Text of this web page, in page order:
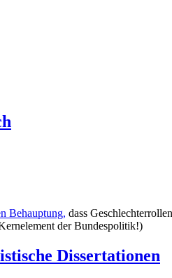
Behauptung, dass
der Bundespolitik!)
Dissertationen